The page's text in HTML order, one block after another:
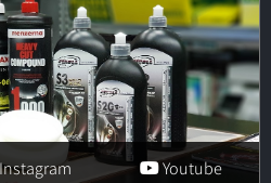
Youtube